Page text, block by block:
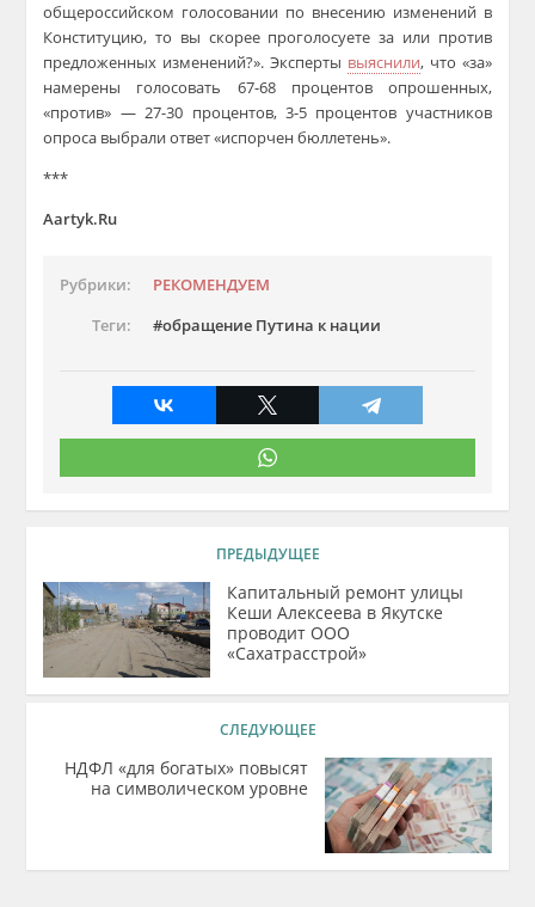
общероссийском голосовании по внесению изменений в
Конституцию, то вы скорее проголосуете за или против
предложенных изменений?». Эксперты выяснили, что «за»
намерены голосовать 67-68 процентов опрошенных,
«против» —27-30 процентов, 3-5 процентов участников
опроса выбрали ответ «испорчен бюллетень».
***
Aartyk.Ru
Рубрики:
РЕКОМЕНДУЕМ
Теги:
обращение Путина к нации
ПРЕДЫДУЩЕЕ
Капитальный ремонт улицы
Кеши Алексеева в Якутске
проводит ООО
«Сахатрасстрой»
СЛЕДУЮЩЕЕ
НДФЛ «для богатых» повысят
на символическом уровне